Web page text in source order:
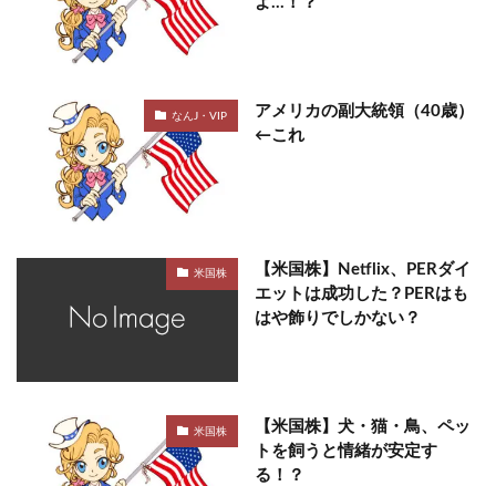
なんJ・VIP
アメリカの副大統領（40歳）
←これ
米国株
【米国株】Netflix、PERダイ
エットは成功した？PERはも
はや飾りでしかない？
米国株
【米国株】犬・猫・鳥、ペッ
トを飼うと情緒が安定す
る！？